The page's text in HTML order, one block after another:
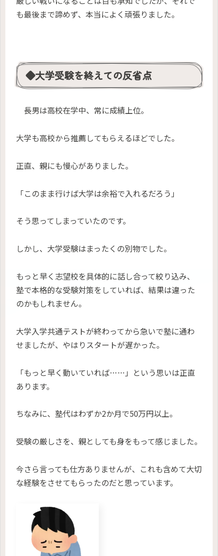
も最後まで諦めず、本当によく頑張りました。
◆大学受験を終えての反省点
長男は高校在学中、常に成績上位。
大学も高校から推薦してもらえるほどでした。
正直、親にも慢心がありました。
「このまま行けば大学は余裕で入れるだろう」
そう思ってしまっていたのです。
しかし、大学受験はまったくの別物でした。
もっと早く志望校を具体的に話し合って絞り込み、
塾で本格的な受験対策をしていれば、結果は違った
のかもしれません。
大学入学共通テストが終わってから急いで塾に通わ
せましたが、やはりスタートが遅かった。
「もっと早く動いていれば……」という思いは正直
あります。
ちなみに、塾代はわずか2か月で50万円以上。
受験の厳しさを、親としても身をもって感じました。
今さら言っても仕方ありませんが、これも含めて大切
な経験をさせてもらったのだと思っています。